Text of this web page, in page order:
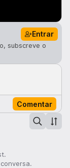
Entrar
subscreve o
Comentar